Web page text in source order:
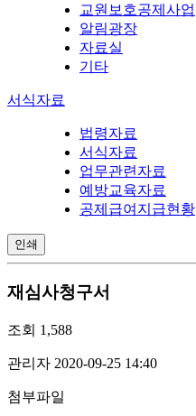
교원보호공제사업
알림광장
자료실
기타
서식자료
법령자료
서식자료
업무관련자료
예방교육자료
공제급여지급현황
인쇄
재심사청구서
조회 1,588
관리자 2020-09-25 14:40
첨부파일